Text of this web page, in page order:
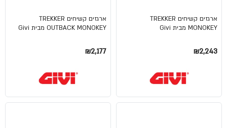
ארגזים קשיחים TREKKER
MONOKEY מבית Givi
₪2,243
ארגזים קשיחים TREKKER
OUTBACK MONOKEY מבית Givi
₪2,177